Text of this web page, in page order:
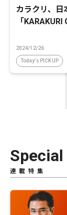
カラクリ、日
「
2024/12/26
Today's PICK UP
連載特集